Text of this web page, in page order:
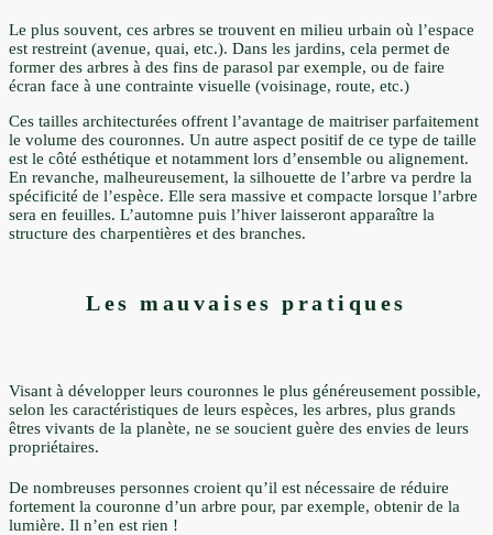
Le plus souvent, ces arbres se trouvent en milieu urbain où l’espace
est restreint (avenue, quai, etc.). Dans les jardins, cela permet de
former des arbres à des fins de parasol par exemple, ou de faire
écran face à une contrainte visuelle (voisinage, route, etc.)
Ces tailles architecturées offrent l’avantage de maitriser parfaitement
le volume des couronnes. Un autre aspect positif de ce type de taille
est le côté esthétique et notamment lors d’ensemble ou alignement.
En revanche, malheureusement, la silhouette de l’arbre va perdre la
spécificité de l’espèce. Elle sera massive et compacte lorsque l’arbre
sera en feuilles. L’automne puis l’hiver laisseront apparaître la
structure des charpentières et des branches.
Les mauvaises pratiques
Visant à développer leurs couronnes le plus généreusement possible,
selon les caractéristiques de leurs espèces, les arbres, plus grands
êtres vivants de la planète, ne se soucient guère des envies de leurs
propriétaires.
De nombreuses personnes croient qu’il est nécessaire de réduire
fortement la couronne d’un arbre pour, par exemple, obtenir de la
lumière. Il n’en est rien !